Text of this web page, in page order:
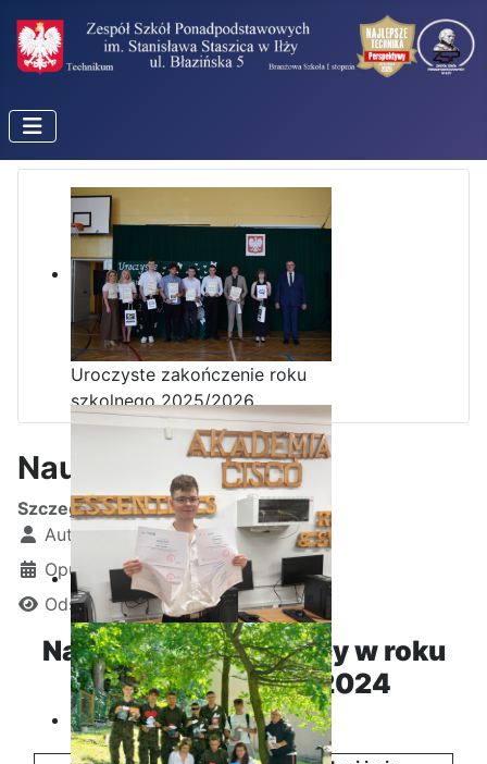
Uroczyste zakończenie roku
szkolnego 2025/2026
Nauczyciele
Szczegóły
Autor:
Kamil Krosta
Opublikowano: 10 grudzień 2022
Odsłon: 12389
Nauczyciele pracujący w roku
szkolnym 2023/2024